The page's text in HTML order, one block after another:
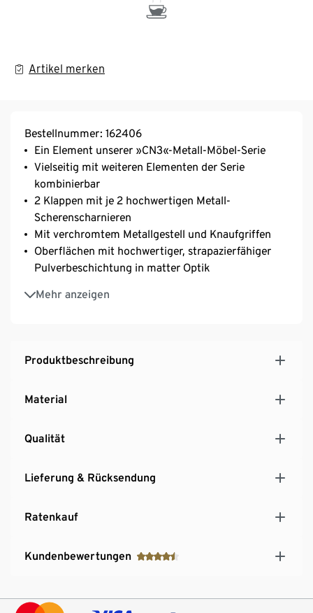
Artikel merken
Bestellnummer: 162406
Ein Element unserer »CN3«-Metall-Möbel-Serie
Vielseitig mit weiteren Elementen der Serie
kombinierbar
2 Klappen mit je 2 hochwertigen Metall-
Scherenscharnieren
Mit verchromtem Metallgestell und Knaufgriffen
Oberflächen mit hochwertiger, strapazierfähiger
Pulverbeschichtung in matter Optik
Mehr anzeigen
Sideboard mit höhenverstellbaren Kunststofffüßen
für einen festen Stand auch auf unebenen Flächen
Produktbeschreibung
Material
Qualität
Lieferung & Rücksendung
Ratenkauf
Kundenbewertungen